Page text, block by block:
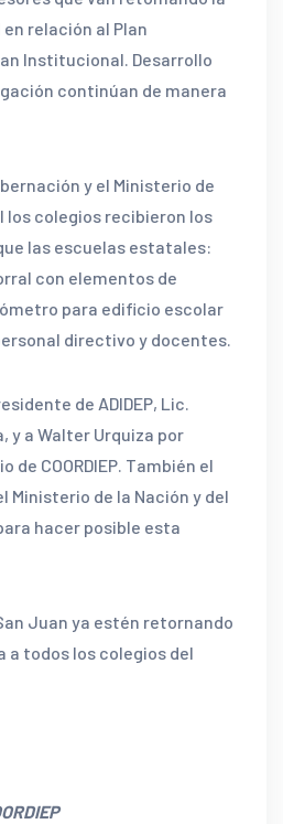
relación al Plan
Institucional. Desarrollo
continúan de manera
y el Ministerio de
los colegios recibieron los
las escuelas estatales:
con elementos de
para edificio escolar
directivo y docentes.
de ADIDEP, Lic.
y a Walter Urquiza por
de COORDIEP. También el
Ministerio de la Nación y del
hacer posible esta
Juan ya estén retornando
a todos los colegios del